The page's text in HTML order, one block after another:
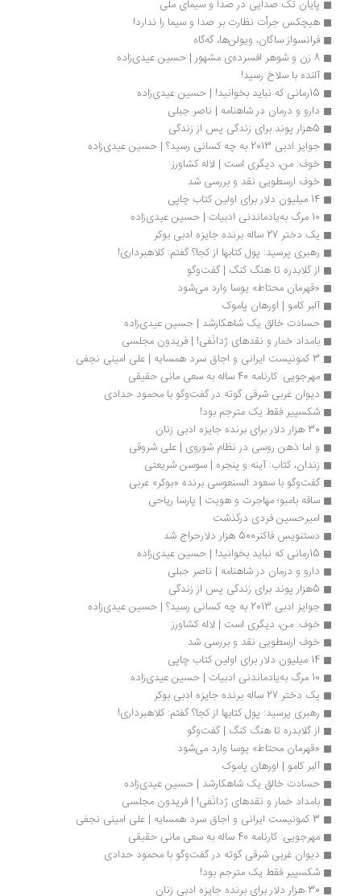
پایان تک صدایی در صدا و سیمای ملی
هیچکس جرأت‌ نظارت بر صدا و سیما را ندارد!
فرانسواز ساگان، ویولن‌ها، گه‌گاه
8 زن و شوهر افسرده‌ی مشهور | حسین عیدی‌زاده
آلنده با سلاخ رسید!
15رمانی که نباید بخوانید! | حسین عیدی‌زاده
دارو و درمان در شاهنامه | ناصر جبلی
5هزار پوند برای زندگی پس از زندگی
جوایز ادبی 2013 به چه کسانی رسید؟ | حسین عیدی‌زاده
خوف: من، دیگری است | لاله کشاورز
خوف ارسطویی نقد و بررسی شد
14 میلیون دلار برای اولین کتاب چاپی
10 مرگ به‌یادماندنی ادبیات | حسین عیدی‌زاده
یک دختر 27 ساله برنده جایزه ادبی بوکر
رهبری پرسید: پول کتابها از کجا؟ گفتم: کلاهبرداری!
از گلابدره تا هنگ کنگ | گفت‌وگو
«قهرمان محتاط» یوسا وارد می‌شود
آلبر کامو | اورهان پاموک
حسادت خالق یک شاهکارشد | حسین عیدی‌زاده
بامداد خمار و نقدهای ژدانُفی! | فریدون مجلسی
3 کمونیست ایرانی و اجاق‌ سرد همسایه‌ | علی امینی نجفی
مهرجویی: کارنامه 40 ساله به سعی مانی حقیقی
دیوان غربی شرقی گوته در گفت‌وگو با محمود حدادی
شکسپیر فقط یک مترجم بود!
30 هزار دلار برای برنده جایزه ادبی زنان
و اما ذهن روسی در نظام شوروی | علی شروقی
زندان، کتاب: آینه و پنجره | سوسن شریعتی
گفت‌وگو با سعود السنعوسی برنده «بوکر» عربی
ساقه بامبو؛ مهاجرت و هویت | پارسا ریاحی
امیرحسین فردی درگذشت
دستنویس فاکنر500 هزار دلارحراج شد
15رمانی که نباید بخوانید! | حسین عیدی‌زاده
دارو و درمان در شاهنامه | ناصر جبلی
5هزار پوند برای زندگی پس از زندگی
جوایز ادبی 2013 به چه کسانی رسید؟ | حسین عیدی‌زاده
خوف: من، دیگری است | لاله کشاورز
خوف ارسطویی نقد و بررسی شد
14 میلیون دلار برای اولین کتاب چاپی
10 مرگ به‌یادماندنی ادبیات | حسین عیدی‌زاده
یک دختر 27 ساله برنده جایزه ادبی بوکر
رهبری پرسید: پول کتابها از کجا؟ گفتم: کلاهبرداری!
از گلابدره تا هنگ کنگ | گفت‌وگو
«قهرمان محتاط» یوسا وارد می‌شود
آلبر کامو | اورهان پاموک
حسادت خالق یک شاهکارشد | حسین عیدی‌زاده
بامداد خمار و نقدهای ژدانُفی! | فریدون مجلسی
3 کمونیست ایرانی و اجاق‌ سرد همسایه‌ | علی امینی نجفی
مهرجویی: کارنامه 40 ساله به سعی مانی حقیقی
دیوان غربی شرقی گوته در گفت‌وگو با محمود حدادی
شکسپیر فقط یک مترجم بود!
30 هزار دلار برای برنده جایزه ادبی زنان